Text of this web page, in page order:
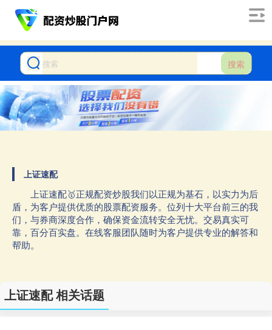
搜索
上证速配
上证速配🥇正规配资炒股我们以正规为基石，以实力为后
盾，为客户提供优质的股票配资服务。位列十大平台前三的我
们，与券商深度合作，确保资金流转安全无忧。交易真实可
靠，百分百实盘。在线客服团队随时为客户提供专业的解答和
帮助。
上证速配 相关话题